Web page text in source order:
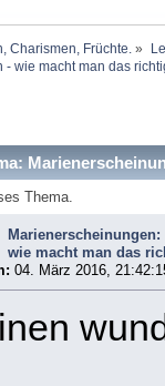
Charismen, Früchte. »
- wie macht man das
Thema.
wie macht man das
04. März 2016,